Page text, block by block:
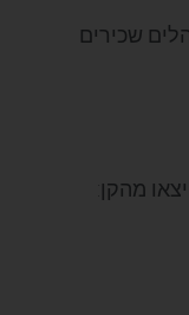
שכירים
יצאו מהקן: